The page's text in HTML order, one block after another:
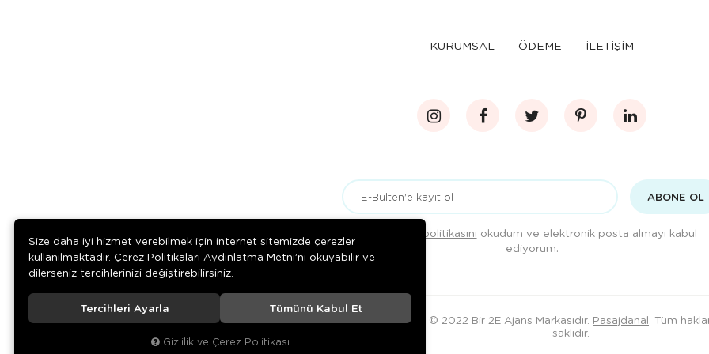
KURUMSAL ÖDEME İLETİŞİM
ABONE OL
Gizlilik politikasını okudum ve elektronik posta almayı kabul
ediyorum.
© 2022 Bir 2E Ajans Markasıdır. Pasajdanal . Tüm
saklıdır.
Size daha iyi hizmet verebilmek için internet sitemizde çerezler
kullanılmaktadır. Çerez Politikaları Aydınlatma Metni’ni okuyabilir ve
dilerseniz tercihlerinizi değiştirebilirsiniz.
Tercihleri Ayarla Tümünü Kabul Et
Gizlilik ve Çerez Politikası